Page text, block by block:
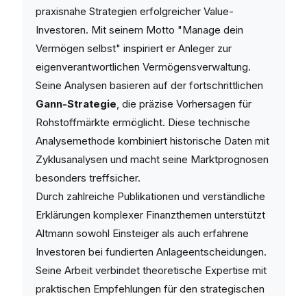
praxisnahe Strategien erfolgreicher Value-
Investoren. Mit seinem Motto "Manage dein
Vermögen selbst" inspiriert er Anleger zur
eigenverantwortlichen Vermögensverwaltung.
Seine Analysen basieren auf der fortschrittlichen
Gann-Strategie , die präzise Vorhersagen für
Rohstoffmärkte ermöglicht. Diese technische
Analysemethode kombiniert historische Daten mit
Zyklusanalysen und macht seine Marktprognosen
besonders treffsicher.
Durch zahlreiche Publikationen und verständliche
Erklärungen komplexer Finanzthemen unterstützt
Altmann sowohl Einsteiger als auch erfahrene
Investoren bei fundierten Anlageentscheidungen.
Seine Arbeit verbindet theoretische Expertise mit
praktischen Empfehlungen für den strategischen